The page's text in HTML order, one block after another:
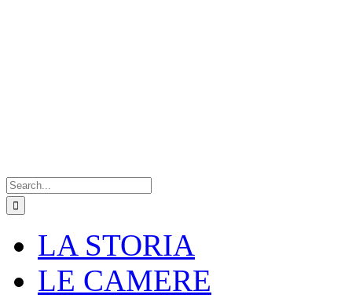
for:
LA STORIA
LE CAMERE